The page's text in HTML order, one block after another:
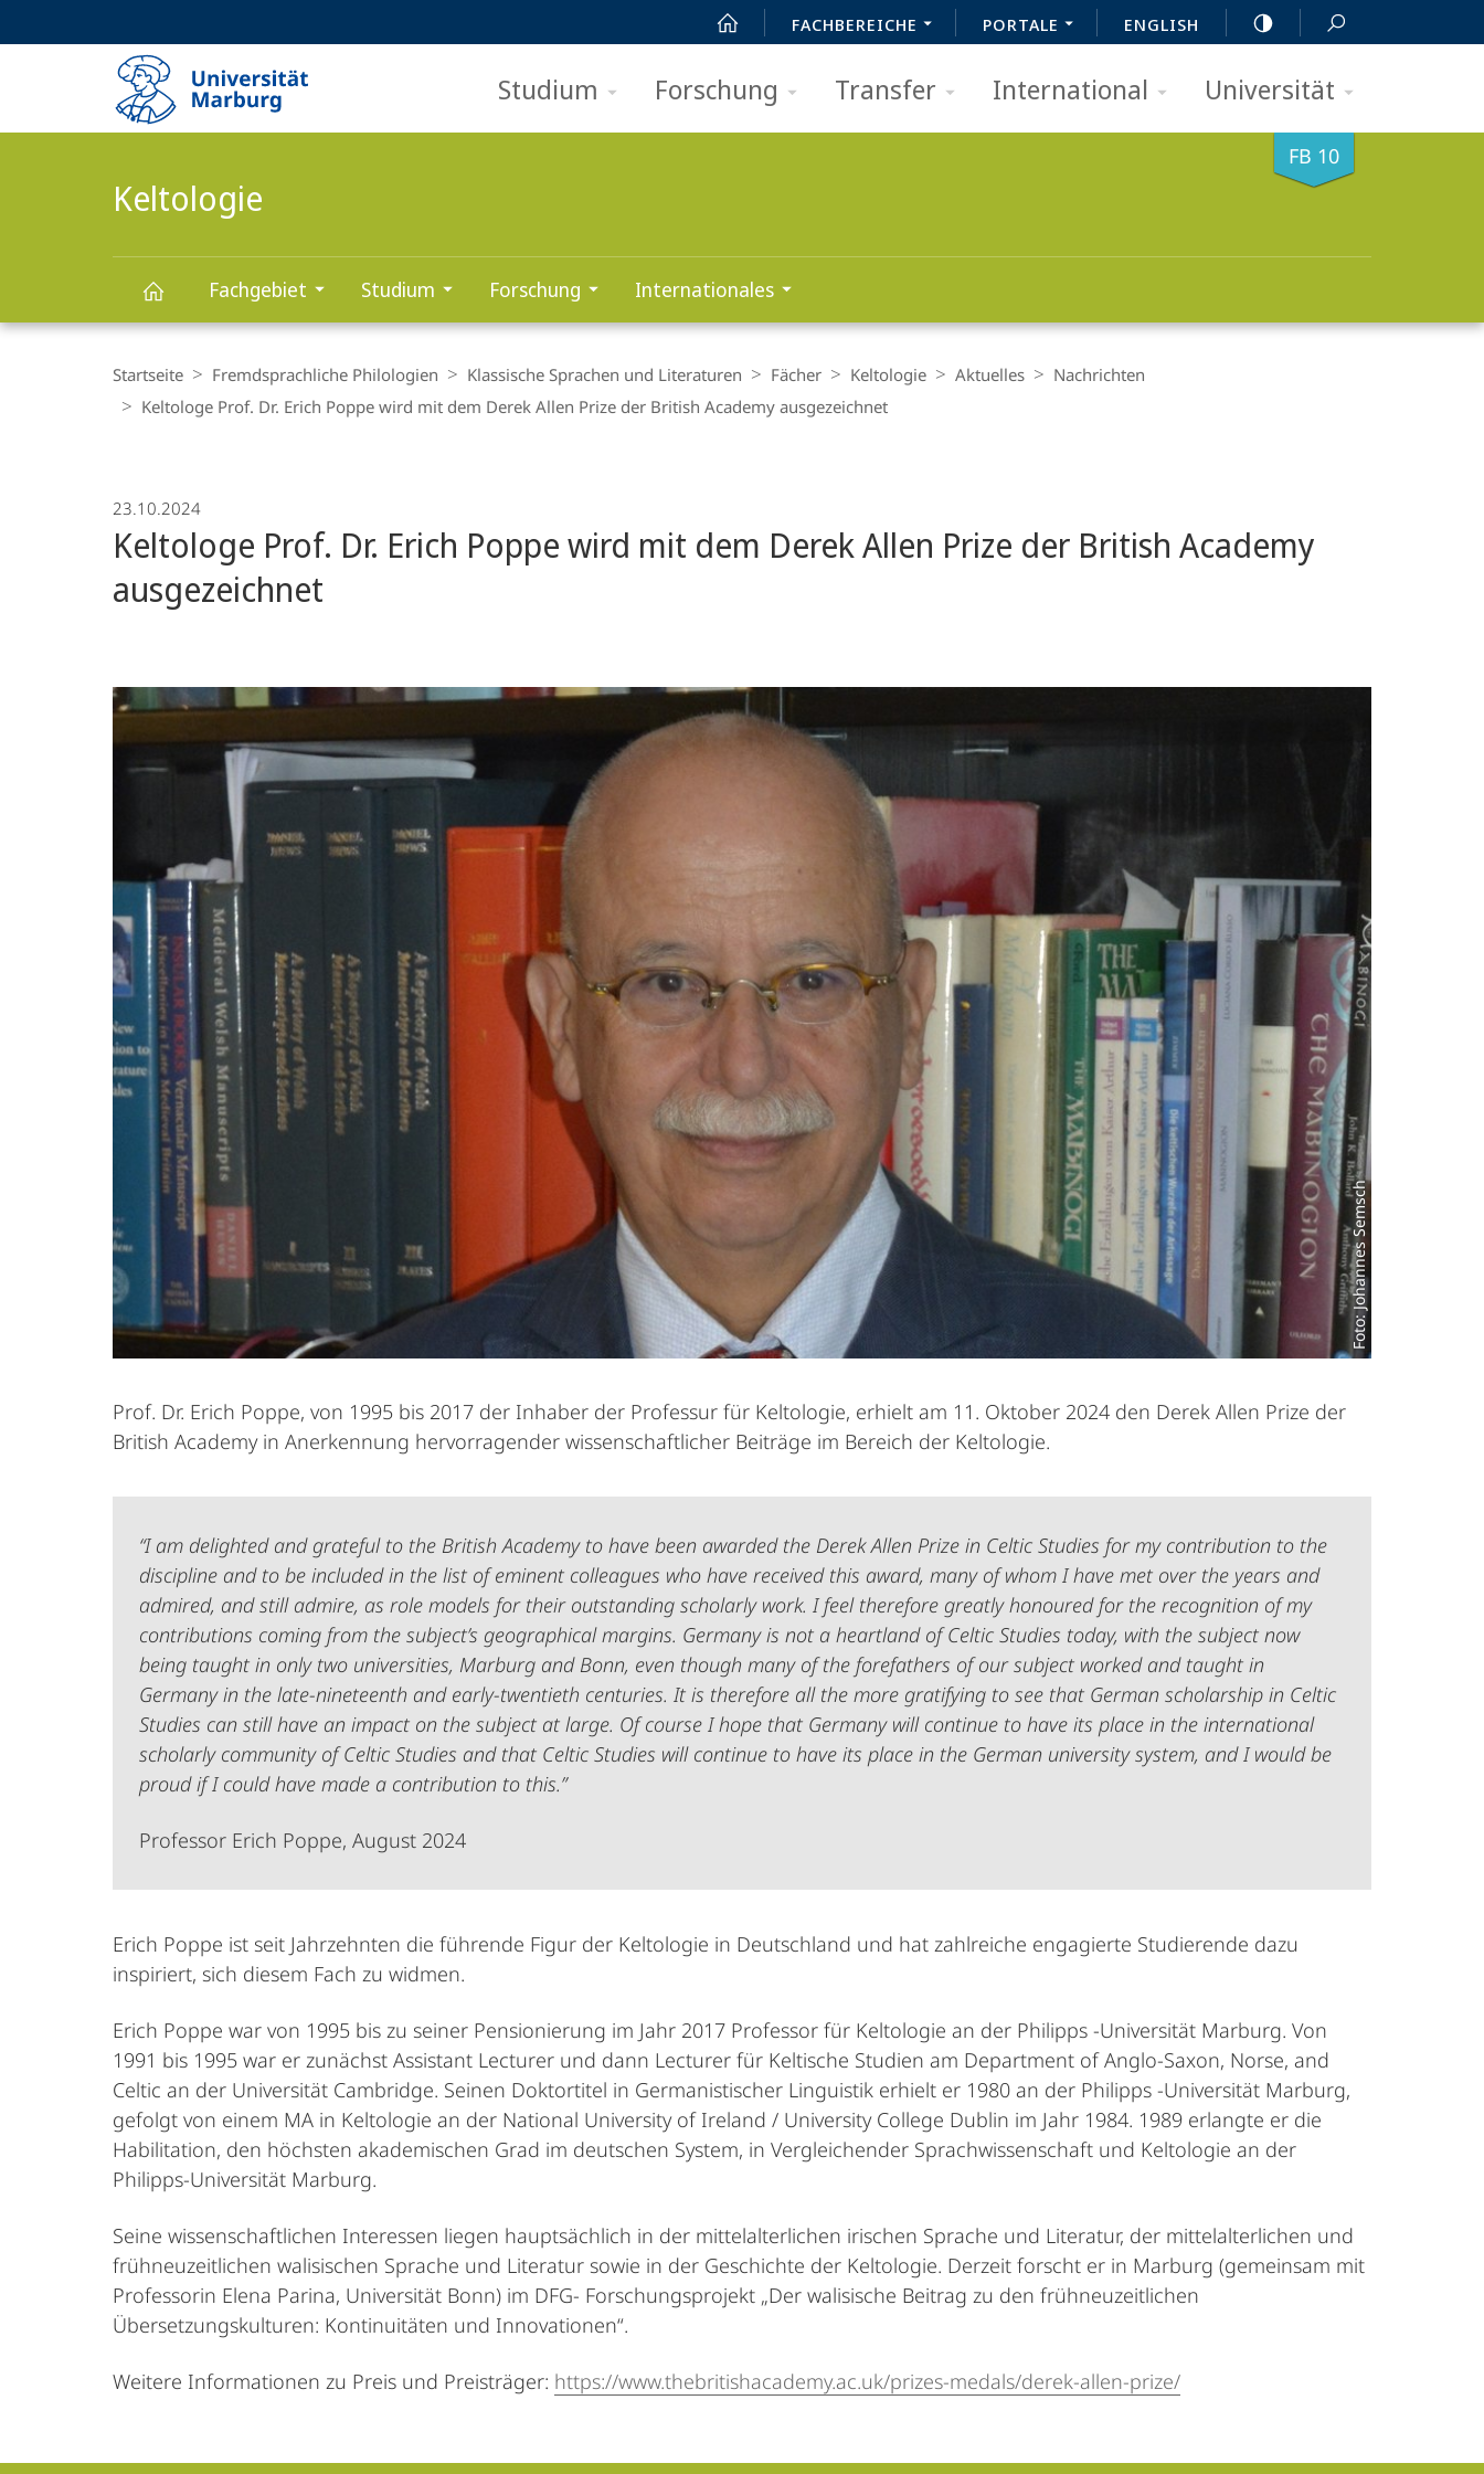
FACHBEREICHE PORTALE ENGLISH
Studium Forschung Transfer International Universität
FB 10
Keltologie
Fachgebiet Studium Forschung Internationales
Navigation
Startseite Fremdsprachliche Philologien Klassische Sprachen und Literaturen Fächer Keltologie Aktuelles
Nachrichten
Keltologe Prof. Dr. Erich Poppe wird mit dem Derek Allen Prize der British Academy ausgezeichnet
23.10.2024
Keltologe Prof. Dr. Erich Poppe wird mit dem Derek Allen Prize der British Academy
ausgezeichnet
Foto: Johannes Semsch
Prof. Dr. Erich Poppe, von 1995 bis 2017 der Inhaber der Professur für Keltologie, erhielt am 11. Oktober 2024 den Derek Allen Prize der
British Academy in Anerkennung hervorragender wissenschaftlicher Beiträge im Bereich der Keltologie.
“I am delighted and grateful to the British Academy to have been awarded the Derek Allen Prize in Celtic Studies for my contribution to the
discipline and to be included in the list of eminent colleagues who have received this award, many of whom I have met over the years and
admired, and still admire, as role models for their outstanding scholarly work. I feel therefore greatly honoured for the recognition of my
contributions coming from the subject’s geographical margins. Germany is not a heartland of Celtic Studies today, with the subject now
being taught in only two universities, Marburg and Bonn, even though many of the forefathers of our subject worked and taught in
Germany in the late-nineteenth and early-twentieth centuries. It is therefore all the more gratifying to see that German scholarship in Celtic
Studies can still have an impact on the subject at large. Of course I hope that Germany will continue to have its place in the international
scholarly community of Celtic Studies and that Celtic Studies will continue to have its place in the German university system, and I would be
proud if I could have made a contribution to this.”
Professor Erich Poppe, August 2024
Erich Poppe ist seit Jahrzehnten die führende Figur der Keltologie in Deutschland und hat zahlreiche engagierte Studierende dazu
inspiriert, sich diesem Fach zu widmen.
Erich Poppe war von 1995 bis zu seiner Pensionierung im Jahr 2017 Professor für Keltologie an der Philipps -Universität Marburg. Von
1991 bis 1995 war er zunächst Assistant Lecturer und dann Lecturer für Keltische Studien am Department of Anglo-Saxon, Norse, and
Celtic an der Universität Cambridge. Seinen Doktortitel in Germanistischer Linguistik erhielt er 1980 an der Philipps -Universität Marburg,
gefolgt von einem MA in Keltologie an der National University of Ireland / University College Dublin im Jahr 1984. 1989 erlangte er die
Habilitation, den höchsten akademischen Grad im deutschen System, in Vergleichender Sprachwissenschaft und Keltologie an der
Philipps-Universität Marburg.
Seine wissenschaftlichen Interessen liegen hauptsächlich in der mittelalterlichen irischen Sprache und Literatur, der mittelalterlichen und
frühneuzeitlichen walisischen Sprache und Literatur sowie in der Geschichte der Keltologie. Derzeit forscht er in Marburg (gemeinsam mit
Professorin Elena Parina, Universität Bonn) im DFG- Forschungsprojekt „Der walisische Beitrag zu den frühneuzeitlichen
Übersetzungskulturen: Kontinuitäten und Innovationen“.
Weitere Informationen zu Preis und Preisträger: https://www.thebritishacademy.ac.uk/prizes-medals/derek-allen-prize/